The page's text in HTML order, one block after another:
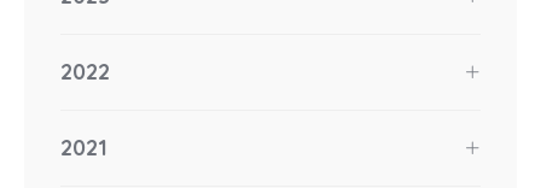
2022
2021